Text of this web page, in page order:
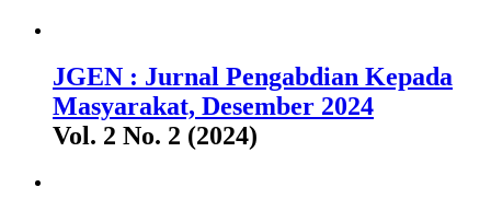
JGEN : Jurnal Pengabdian Kepada
Masyarakat, Desember 2024
Vol. 2 No. 2 (2024)